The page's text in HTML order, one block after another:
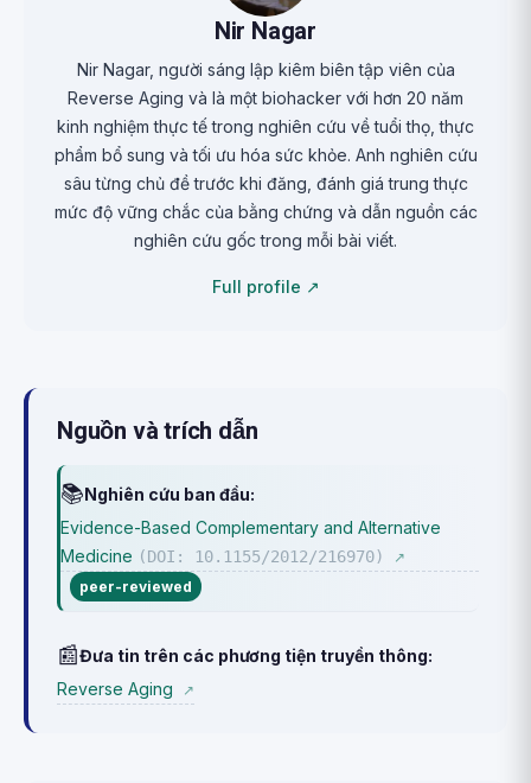
Nir Nagar
Nir Nagar, người sáng lập kiêm biên tập viên của
Reverse Aging và là một biohacker với hơn 20 năm
kinh nghiệm thực tế trong nghiên cứu về tuổi thọ, thực
phẩm bổ sung và tối ưu hóa sức khỏe. Anh nghiên cứu
sâu từng chủ đề trước khi đăng, đánh giá trung thực
mức độ vững chắc của bằng chứng và dẫn nguồn các
nghiên cứu gốc trong mỗi bài viết.
Full profile ↗
Nguồn và trích dẫn
📚Nghiên cứu ban đầu:
Evidence-Based Complementary and Alternative
Medicine (DOI: 10.1155/2012/216970)
↗
peer-reviewed
📰Đưa tin trên các phương tiện truyền thông:
Reverse Aging
↗